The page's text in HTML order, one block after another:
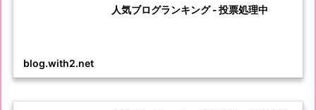
人気ブログランキング - 投票処理中
blog.with2.net